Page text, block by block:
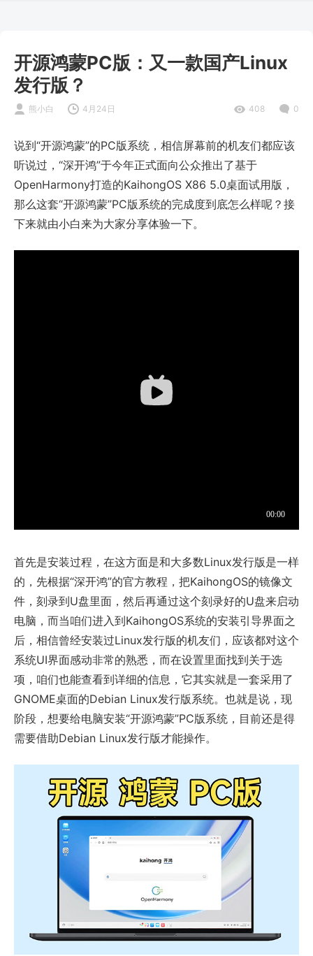
开源鸿蒙PC版：又一款国产Linux
发行版？
熊小白 4月24日 408 0
说到“开源鸿蒙”的PC版系统，相信屏幕前的机友们都应该
听说过，“深开鸿”于今年正式面向公众推出了基于
OpenHarmony打造的KaihongOS X86 5.0桌面试用版，
那么这套“开源鸿蒙”PC版系统的完成度到底怎么样呢？接
下来就由小白来为大家分享体验一下。
首先是安装过程，在这方面是和大多数Linux发行版是一样
的，先根据“深开鸿”的官方教程，把KaihongOS的镜像文
件，刻录到U盘里面，然后再通过这个刻录好的U盘来启动
电脑，而当咱们进入到KaihongOS系统的安装引导界面之
后，相信曾经安装过Linux发行版的机友们，应该都对这个
系统UI界面感动非常的熟悉，而在设置里面找到关于选
项，咱们也能查看到详细的信息，它其实就是一套采用了
GNOME桌面的Debian Linux发行版系统。也就是说，现
阶段，想要给电脑安装“开源鸿蒙”PC版系统，目前还是得
需要借助Debian Linux发行版才能操作。